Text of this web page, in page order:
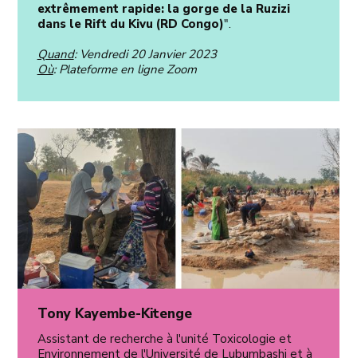
extrêmement rapide: la gorge de la Ruzizi
dans le Rift du Kivu (RD Congo)".
Quand: Vendredi 20 Janvier 2023
Où: Plateforme en ligne Zoom
Tony Kayembe-Kitenge
Assistant de recherche à l'unité Toxicologie et
Environnement de l'Université de Lubumbashi et à